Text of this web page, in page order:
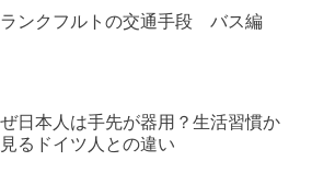
ンクフルトの交通手段 バス編
日本人は手先が器用？生活習慣か
るドイツ人との違い